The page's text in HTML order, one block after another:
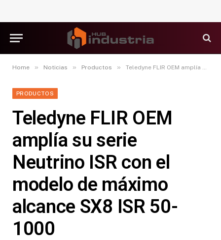
Home » Noticias » Productos » Teledyne FLIR OEM amplía su serie Neutrino ISR con el modelo de máximo alcance SX8 ISR 50-1000
PRODUCTOS
Teledyne FLIR OEM
amplía su serie
Neutrino ISR con el
modelo de máximo
alcance SX8 ISR 50-
1000